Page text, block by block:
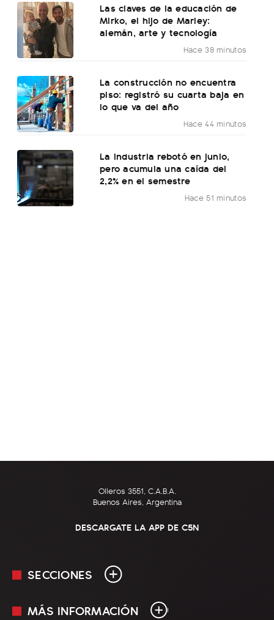
Las claves de la educación de
Mirko, el hijo de Marley:
alemán, arte y tecnología
Hace 38 minutos
La construcción no encuentra
piso: registró su cuarta baja en
lo que va del año
Hace 44 minutos
La industria rebotó en junio,
pero acumula una caída del
2,2% en el semestre
Hace 51 minutos
Olleros 3551, C.A.B.A.
Buenos Aires, Argentina
DESCARGATE LA APP DE C5N
SECCIONES
En Vivo
MÁS INFORMACIÓN